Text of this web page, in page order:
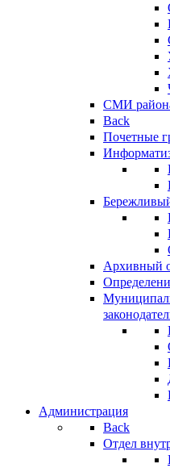
СМИ
Back
Почетные
Архивный
Администрация
Back
Отдел